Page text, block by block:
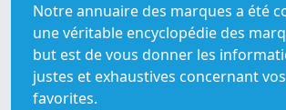
Notre annuaire des marques a été
une véritable encyclopédie des
but est de vous donner les
justes et exhaustives concernant
favorites.